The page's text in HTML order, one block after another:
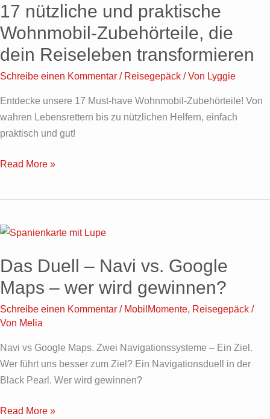
17 nützliche und praktische
Wohnmobil-Zubehörteile, die
dein Reiseleben transformieren
Schreibe einen Kommentar / Reisegepäck / Von Lyggie
Entdecke unsere 17 Must-have Wohnmobil-Zubehörteile! Von
wahren Lebensrettern bis zu nützlichen Helfern, einfach
praktisch und gut!
und
praktische
Wohnmobil-
Zubehörteile,
die
Reiseleben
transformieren
Read More »
Das Duell – Navi vs. Google
Maps – wer wird gewinnen?
Schreibe einen Kommentar / MobilMomente, Reisegepäck /
Von Melia
Navi vs Google Maps. Zwei Navigationssysteme – Ein Ziel.
Wer führt uns besser zum Ziel? Ein Navigationsduell in der
Black Pearl. Wer wird gewinnen?
Das
–
Navi
vs.
Google
Maps
–
wer
wird
Read More »